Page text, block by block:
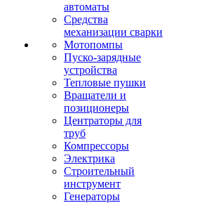
автоматы
Средства
механизации сварки
Мотопомпы
Пуско-зарядные
устройства
Тепловые пушки
Вращатели и
позиционеры
Центраторы для
труб
Компрессоры
Электрика
Строительный
инструмент
Генераторы